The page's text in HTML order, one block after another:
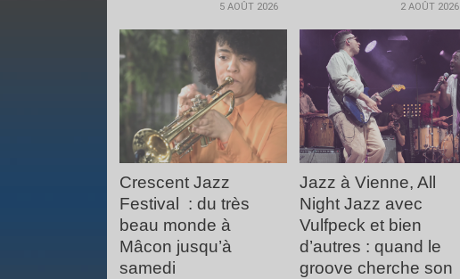
5 AOÛT 2026
2 AOÛT 2026
LIRE LA
SUITE
Crescent Jazz
Festival : du très
beau monde à
Mâcon jusqu’à
samedi
LIRE LA
SUITE
Jazz à Vienne, All
Night Jazz avec
Vulfpeck et bien
d’autres : quand le
groove cherche son